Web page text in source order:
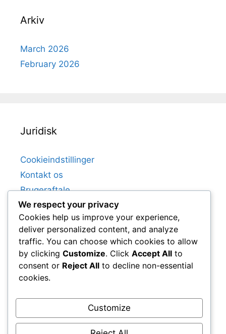
Arkiv
March 2026
February 2026
Juridisk
Cookieindstillinger
Kontakt os
Brugeraftale
Dit privatliv
Om
Kategorier
Hydreringsstrategier for voksne, der er
tilbøjelige til kramper
Krampeforebyggende tips til voksne
We respect your privacy
Cookies help us improve your experience,
deliver personalized content, and analyze
traffic. You can choose which cookies to allow
by clicking Customize. Click Accept All to
consent or Reject All to decline non-essential
cookies.
Customize